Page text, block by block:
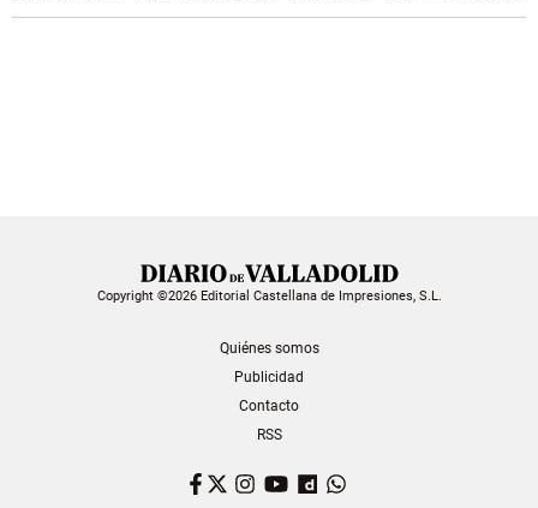
Copyright ©2026 Editorial Castellana de Impresiones, S.L.
Quiénes somos
Publicidad
Contacto
RSS
Facebook
TwitterInstagram
YouTubeDailymotion